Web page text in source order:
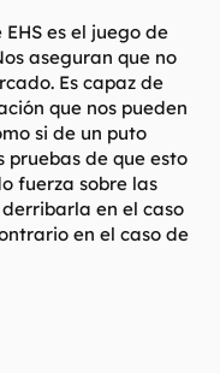
es el juego de
aseguran que no
Es capaz de
que nos pueden
si de un puto
pruebas de que esto
fuerza sobre las
en el caso
en el caso de